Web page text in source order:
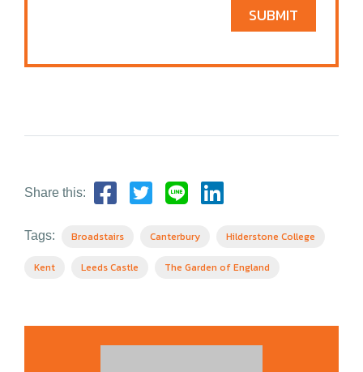
SUBMIT
Share this:
Tags: Broadstairs Canterbury Hilderstone College
Kent Leeds Castle The Garden of England